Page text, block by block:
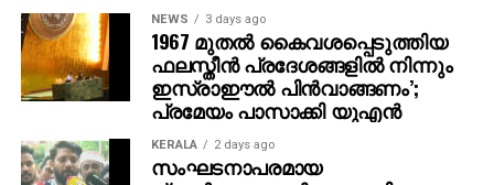
NEWS 3 days ago
1967 മുതല്‍ കൈവശപ്പെടുത്തിയ
ഫലസ്തീന്‍ പ്രദേശങ്ങളില്‍ നിന്നും
ഇസ്രാഈല്‍ പിന്‍വാങ്ങണം’;
പ്രമേയം പാസാക്കി യുഎന്‍
KERALA 2 days ago
സംഘടനാപരമായ